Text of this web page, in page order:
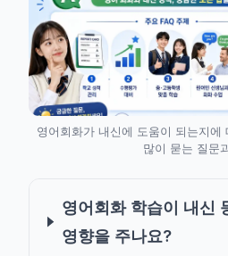
영어회화가 내신에 도움이 되는지에
많이 묻는 질문
영어회화 학습이 내신
영향을 주나요?